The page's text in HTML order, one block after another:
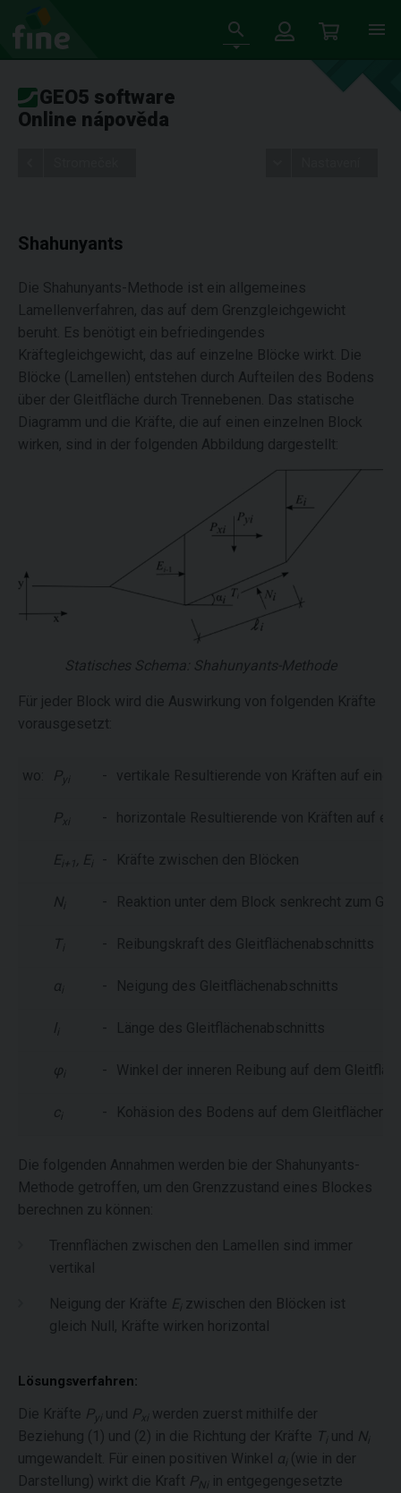
GEO5 software
Online nápověda
Shahunyants
Die Shahunyants-Methode ist ein allgemeines
Lamellenverfahren, das auf dem Grenzgleichgewicht
beruht. Es benötigt ein befriedingendes
Kräftegleichgewicht, das auf einzelne Blöcke wirkt. Die
Blöcke (Lamellen) entstehen durch Aufteilen des Bodens
über der Gleitfläche durch Trennebenen. Das statische
Diagramm und die Kräfte, die auf einen einzelnen Block
wirken, sind in der folgenden Abbildung dargestellt:
Statisches Schema: Shahunyants-Methode
Für jeder Block wird die Auswirkung von folgenden Kräfte
vorausgesetzt:
wo: Pyi - vertikale Resultierende von Kräften auf
P xi - horizontale Resultierende von Kräften auf
E i+1 , E - Kräfte zwischen den Blöcken
N - Reaktion unter dem Block senkrecht zum
T - Reibungskraft des Gleitflächenabschnitts
α - Neigung des Gleitflächenabschnitts
l - Länge des Gleitflächenabschnitts
φ - Winkel der inneren Reibung auf dem
c i - Kohäsion des Bodens auf dem
Die folgenden Annahmen werden bie der Shahunyants-
Methode getroffen, um den Grenzzustand eines Blockes
berechnen zu können:
Trennflächen zwischen den Lamellen sind immer
vertikal
Neigung der Kräfte Ei zwischen den Blöcken ist
gleich Null, Kräfte wirken horizontal
Lösungsverfahren:
Die Kräfte Pyi und P xi werden zuerst mithilfe der
Beziehung (1) und (2) in die Richtung der Kräfte Ti und Ni
umgewandelt. Für einen positiven Winkel αi (wie in der
Darstellung) wirkt die Kraft PNi in entgegengesetzte